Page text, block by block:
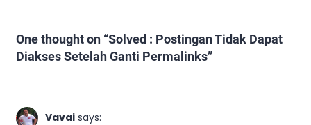
One thought on “Solved : Postingan Tidak Dapat
Diakses Setelah Ganti Permalinks”
Vavai says: